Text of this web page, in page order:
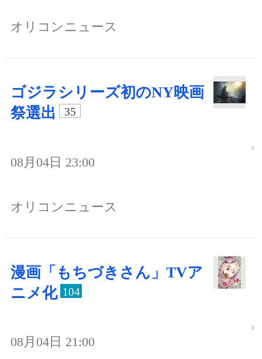
オリコンニュース
ゴジラシリーズ初のNY映画
祭選出
35
08月04日 23:00
オリコンニュース
漫画「もちづきさん」TVア
ニメ化 104
08月04日 21:00